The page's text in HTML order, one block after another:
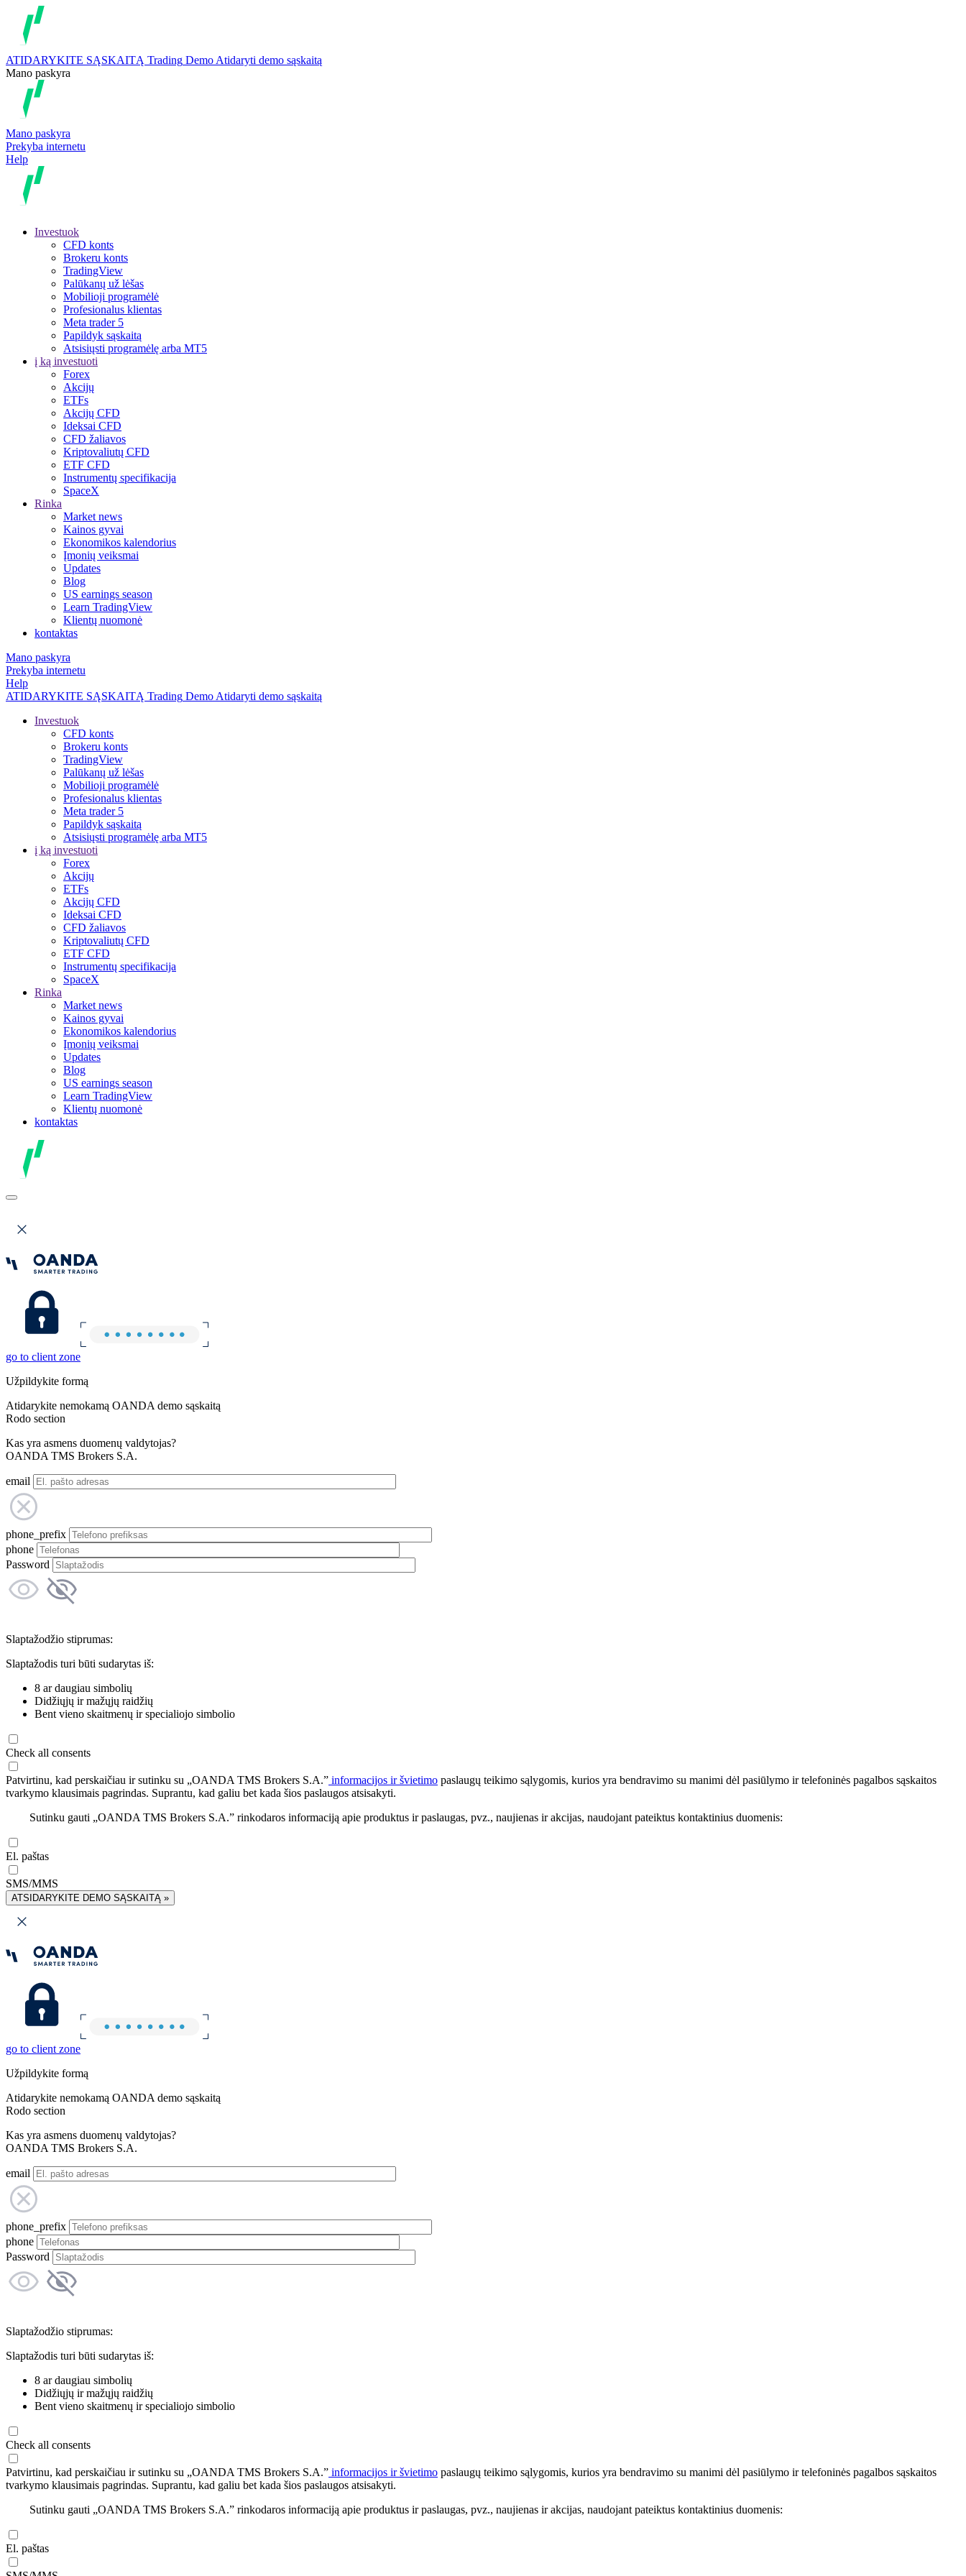
ATIDARYKITE SĄSKAITĄ Trading Demo Atidaryti demo sąskaitą
Mano paskyra
Mano paskyra
Prekyba internetu
Help
Investuok
CFD konts
Brokeru konts
TradingView
Palūkanų už lėšas
Mobilioji programėlė
Profesionalus klientas
Meta trader 5
Papildyk sąskaitą
Atsisiųsti programėlę arba MT5
į ką investuoti
Forex
Akcijų
ETFs
Akcijų CFD
Ideksai CFD
CFD žaliavos
Kriptovaliutų CFD
ETF CFD
Instrumentų specifikacija
SpaceX
Rinka
Market news
Kainos gyvai
Ekonomikos kalendorius
Įmonių veiksmai
Updates
Blog
US earnings season
Learn TradingView
Klientų nuomonė
kontaktas
Mano paskyra
Prekyba internetu
Help
ATIDARYKITE SĄSKAITĄ Trading Demo Atidaryti demo sąskaitą
Investuok
CFD konts
Brokeru konts
TradingView
Palūkanų už lėšas
Mobilioji programėlė
Profesionalus klientas
Meta trader 5
Papildyk sąskaitą
Atsisiųsti programėlę arba MT5
į ką investuoti
Forex
Akcijų
ETFs
Akcijų CFD
Ideksai CFD
CFD žaliavos
Kriptovaliutų CFD
ETF CFD
Instrumentų specifikacija
SpaceX
Rinka
Market news
Kainos gyvai
Ekonomikos kalendorius
Įmonių veiksmai
Updates
Blog
US earnings season
Learn TradingView
Klientų nuomonė
kontaktas
go to client zone
Užpildykite formą
Atidarykite nemokamą OANDA demo sąskaitą
Rodo section
Kas yra asmens duomenų valdytojas?
OANDA TMS Brokers S.A.
email
phone_prefix
phone
Password
Slaptažodžio stiprumas:
Slaptažodis turi būti sudarytas iš:
8 ar daugiau simbolių
Didžiųjų ir mažųjų raidžių
Bent vieno skaitmenų ir specialiojo simbolio
Check all consents
Patvirtinu, kad perskaičiau ir sutinku su „OANDA TMS Brokers S.A.” informacijos ir švietimo paslaugų teikimo sąlygomis, kurios yra bendravimo su manimi dėl pasiūlymo ir telefoninės pagalbos sąskaitos
tvarkymo klausimais pagrindas. Suprantu, kad galiu bet kada šios paslaugos atsisakyti.
Sutinku gauti „OANDA TMS Brokers S.A.” rinkodaros informaciją apie produktus ir paslaugas, pvz., naujienas ir akcijas, naudojant pateiktus kontaktinius duomenis:
El. paštas
SMS/MMS
ATSIDARYKITE DEMO SĄSKAITĄ »
go to client zone
Užpildykite formą
Atidarykite nemokamą OANDA demo sąskaitą
Rodo section
Kas yra asmens duomenų valdytojas?
OANDA TMS Brokers S.A.
email
phone_prefix
phone
Password
Slaptažodžio stiprumas:
Slaptažodis turi būti sudarytas iš:
8 ar daugiau simbolių
Didžiųjų ir mažųjų raidžių
Bent vieno skaitmenų ir specialiojo simbolio
Check all consents
Patvirtinu, kad perskaičiau ir sutinku su „OANDA TMS Brokers S.A.” informacijos ir švietimo paslaugų teikimo sąlygomis, kurios yra bendravimo su manimi dėl pasiūlymo ir telefoninės pagalbos sąskaitos
tvarkymo klausimais pagrindas. Suprantu, kad galiu bet kada šios paslaugos atsisakyti.
Sutinku gauti „OANDA TMS Brokers S.A.” rinkodaros informaciją apie produktus ir paslaugas, pvz., naujienas ir akcijas, naudojant pateiktus kontaktinius duomenis:
El. paštas